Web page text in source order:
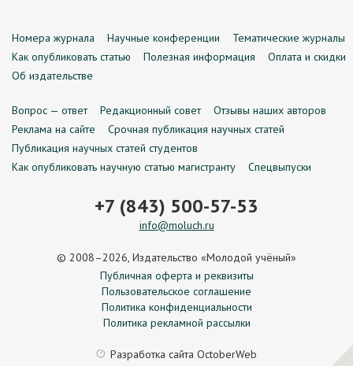
Номера журнала Научные конференции
Тематические журналы
Как опубликовать статью
Полезная информация
Оплата и скидки
Об издательстве
Вопрос — ответ Редакционный совет
Отзывы наших авторов
Реклама на сайте
Срочная публикация научных статей
Публикация научных статей студентов
Как опубликовать научную статью магистранту
Спецвыпуски
+7 (843) 500-57-53
info@moluch.ru
© 2008–2026, Издательство «Молодой учёный»
Публичная оферта и реквизиты
Пользовательское соглашение
Политика конфиденциальности
Политика рекламной рассылки
Разработка сайта OctoberWeb